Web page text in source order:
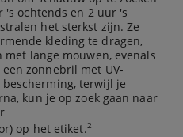
's ochtends en 2 uur 's
het sterkst zijn. Ze
kleding te dragen,
lange mouwen, evenals
zonnebril met UV-
terwijl je
kun je op zoek gaan naar
op het etiket.2